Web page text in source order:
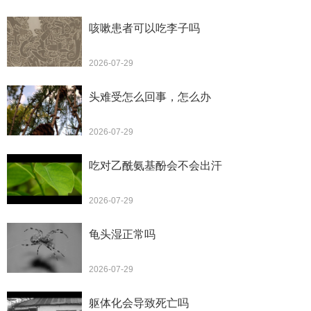
咳嗽患者可以吃李子吗
2026-07-29
头难受怎么回事，怎么办
2026-07-29
吃对乙酰氨基酚会不会出汗
2026-07-29
龟头湿正常吗
2026-07-29
躯体化会导致死亡吗